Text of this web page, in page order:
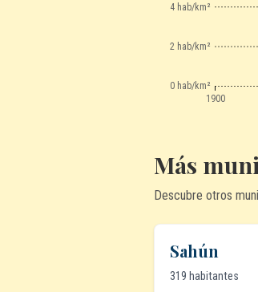
1900
0 hab/km²
2 hab/km²
4 hab/km²
Más
Descubre otros
Sahún
319 habitantes